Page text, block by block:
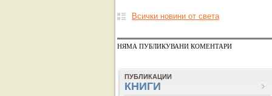
Всички новини от света
НЯМА ПУБЛИКУВАНИ КОМЕНТАРИ
ПУБЛИКАЦИИ
КНИГИ